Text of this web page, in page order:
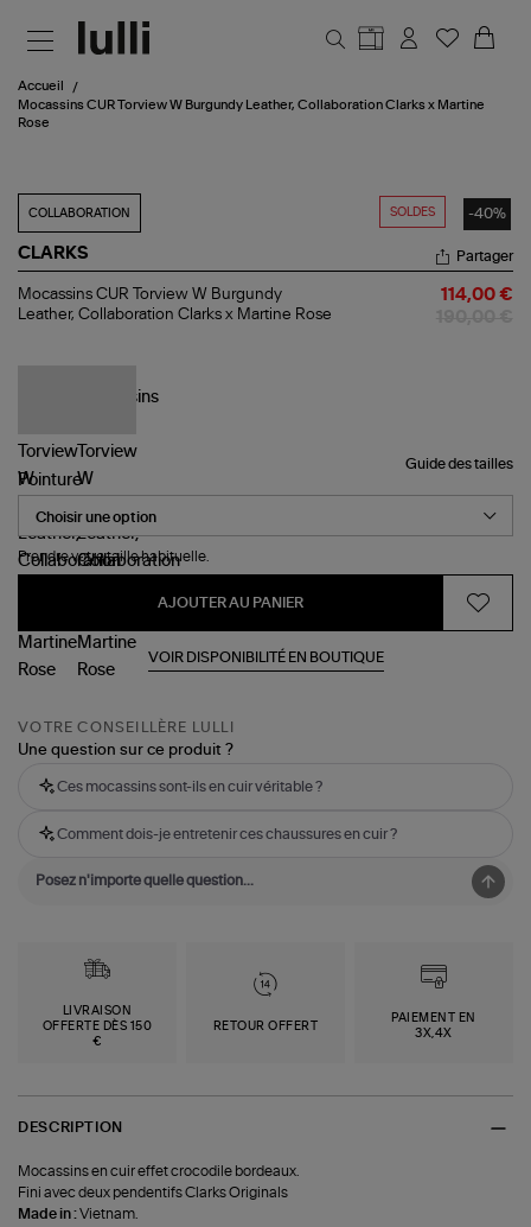
Accueil
Mocassins CUR Torview W Burgundy Leather, Collaboration Clarks x Martine
Rose
SOLDES -40%
COLLABORATION
CLARKS
Mocassins
CUR
x
Martine
Rose
Partager
Mocassins CUR Torview W Burgundy
Leather, Collaboration Clarks x Martine Rose
114,00 €
Guide des tailles
Pointure
Prendre votre taille habituelle.
AJOUTER AU PANIER
VOIR DISPONIBILITÉ EN BOUTIQUE
VOTRE CONSEILLÈRE LULLI
Une question sur ce produit ?
Ces mocassins sont-ils en cuir véritable ?
Comment dois-je entretenir ces chaussures en cuir ?
LIVRAISON
OFFERTE DÈS 150
€
RETOUR OFFERT
PAIEMENT EN
3X,4X
DESCRIPTION
Mocassins en cuir effet crocodile bordeaux.
Fini avec deux pendentifs Clarks Originals
Made in :Vietnam.